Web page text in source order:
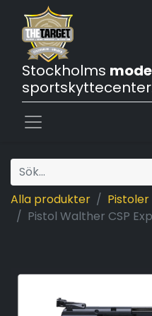
Stockholms
Alla produkter
Pistoler
Pistol Walther CSP